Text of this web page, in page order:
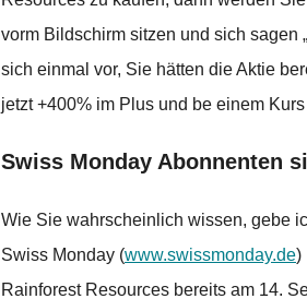
vorm Bildschirm sitzen und sich sagen
sich einmal vor, Sie hätten die Aktie
jetzt +400% im Plus und be einem
Swiss Monday Abonnenten
Wie Sie wahrscheinlich wissen, gebe
Swiss Monday (www.swissmonday.de)
Rainforest Resources bereits am 14.